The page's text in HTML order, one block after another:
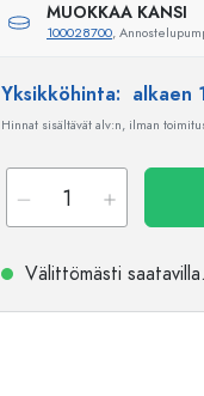
MUOKKAA KANSI
100028700,
Yksikköhinta: alkaen
Hinnat sisältävät alv:n, ilman
Välittömästi saatavilla.